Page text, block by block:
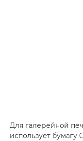
Для галерейной
использует бумагу